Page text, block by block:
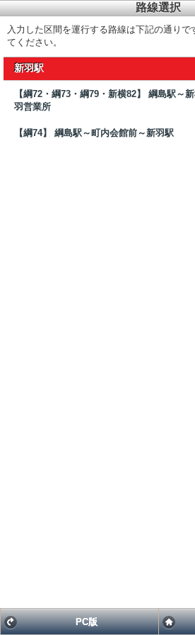
路線選択
入力した区間を運行する路線は下記の通りで
てください。
新羽駅
【綱72・綱73・綱79・新横82】 綱島駅～
羽営業所
【綱74】 綱島駅～町内会館前～新羽駅
PC版